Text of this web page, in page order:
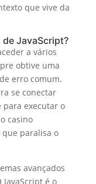
que vive da
JavaScript?
a vários
obtive uma
erro comum.
se conectar
para executar o
casino
paralisa o
avançados
é o